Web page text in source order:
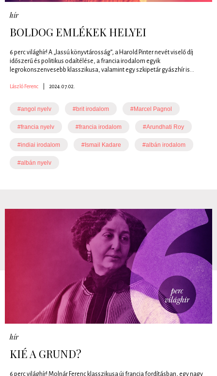
hír
BOLDOG EMLÉKEK HELYEI
6 perc világhír! A „lassú könyvtárosság”, a Harold Pinter nevét viselő díj
időszerű és politikus odaítélése, a francia irodalom egyik
legrokonszenvesebb klasszikusa, valamint egy szkipetár gyászhír is...
László Ferenc 2024.07.02.
#angol nyelv #brit irodalom #Marcel Pagnol
#francia nyelv #francia irodalom #Arundhati Roy
#indiai irodalom #Ismail Kadare #albán irodalom
#albán nyelv
hír
KIÉ A GRUND?
6 perc világhír! Molnár Ferenc klasszikusa új francia fordításban, egy nagy